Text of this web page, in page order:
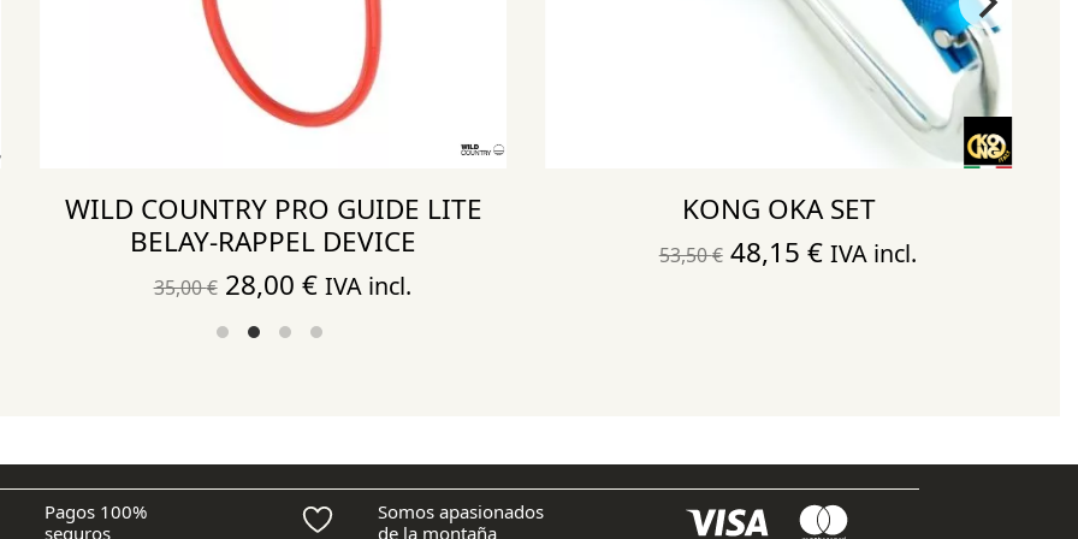
WILD COUNTRY PRO GUIDE LITE
BELAY-RAPPEL DEVICE
35,00€ El
precio
28,00 €El
precio
IVA incl.
KONG OKA SET
53,50€ El
48,15 €El
IVA incl.
Pagos 100%
seguros
Somos apasionados
de la montaña